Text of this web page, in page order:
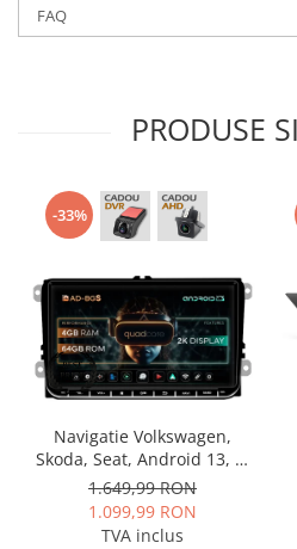
FAQ
PRODUSE
-33%
Navigatie Volkswagen,
Skoda, Seat, Android 13, S-
Quadcore / 4GB RAM +
64GB ROM, 9 Inch - AD-
BGSW94L
1.649,99 RON
1.099,99 RON
TVA inclus